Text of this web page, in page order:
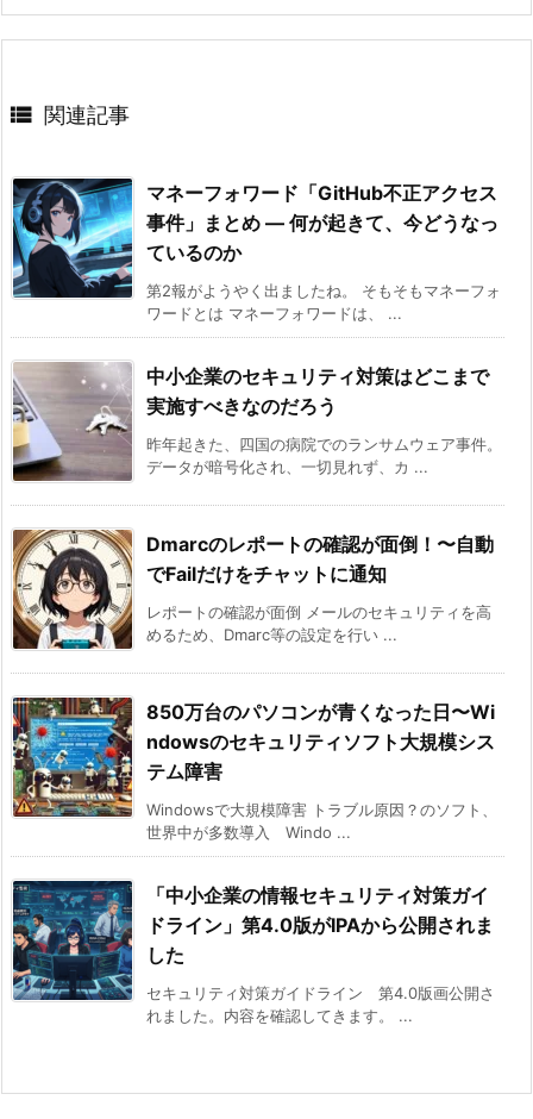
 関連記事
マネーフォワード「GitHub不正アクセス
事件」まとめ ― 何が起きて、今どうなっ
ているのか
第2報がようやく出ましたね。 そもそもマネーフォ
ワードとは マネーフォワードは、 ...
中小企業のセキュリティ対策はどこまで
実施すべきなのだろう
昨年起きた、四国の病院でのランサムウェア事件。
データが暗号化され、一切見れず、カ ...
Dmarcのレポートの確認が面倒！〜自動
でFailだけをチャットに通知
レポートの確認が面倒 メールのセキュリティを高
めるため、Dmarc等の設定を行い ...
850万台のパソコンが青くなった日〜Wi
ndowsのセキュリティソフト大規模シス
テム障害
Windowsで大規模障害 トラブル原因？のソフト、
世界中が多数導入 Windo ...
「中小企業の情報セキュリティ対策ガイ
ドライン」第4.0版がIPAから公開されま
した
セキュリティ対策ガイドライン 第4.0版画公開さ
れました。内容を確認してきます。 ...